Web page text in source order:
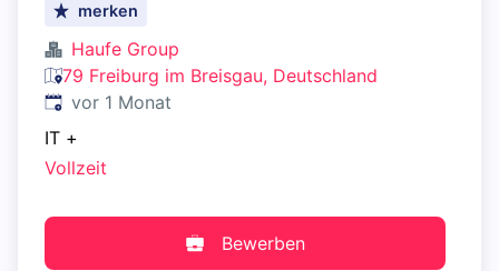
merken
Haufe Group
79 Freiburg im Breisgau, Deutschland
Veröffentlicht:
vor 1 Monat
IT +
Vollzeit
Bewerben